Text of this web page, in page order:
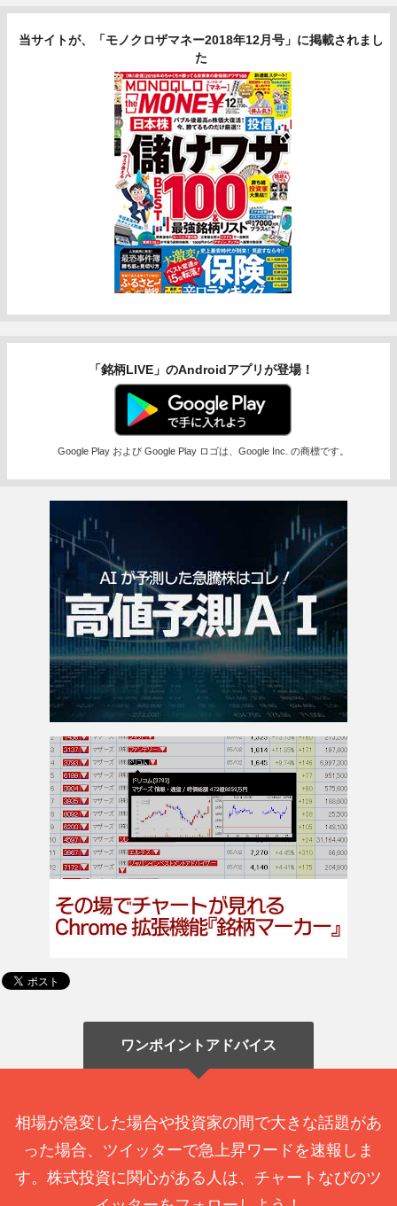
当サイトが、「モノクロザマネー2018年12月号」に掲載されまし
た
「銘柄LIVE」のAndroidアプリが登場！
Google Play および Google Play ロゴは、Google Inc. の商標です。
ワンポイントアドバイス
相場が急変した場合や投資家の間で大きな話題があ
った場合、ツイッターで急上昇ワードを速報しま
す。株式投資に関心がある人は、チャートなびのツ